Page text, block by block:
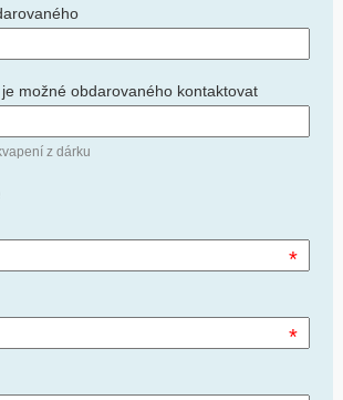
možné obdarovaného kontaktovat
z dárku
*
*